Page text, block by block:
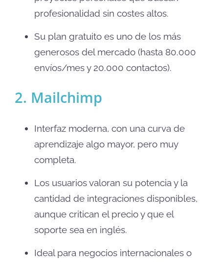
profesionalidad sin costes altos.
Su plan gratuito es uno de los más
generosos del mercado (hasta 80.000
envíos/mes y 20.000 contactos).
2. Mailchimp
Interfaz moderna, con una curva de
aprendizaje algo mayor, pero muy
completa.
Los usuarios valoran su potencia y la
cantidad de integraciones disponibles,
aunque critican el precio y que el
soporte sea en inglés.
Ideal para negocios internacionales o